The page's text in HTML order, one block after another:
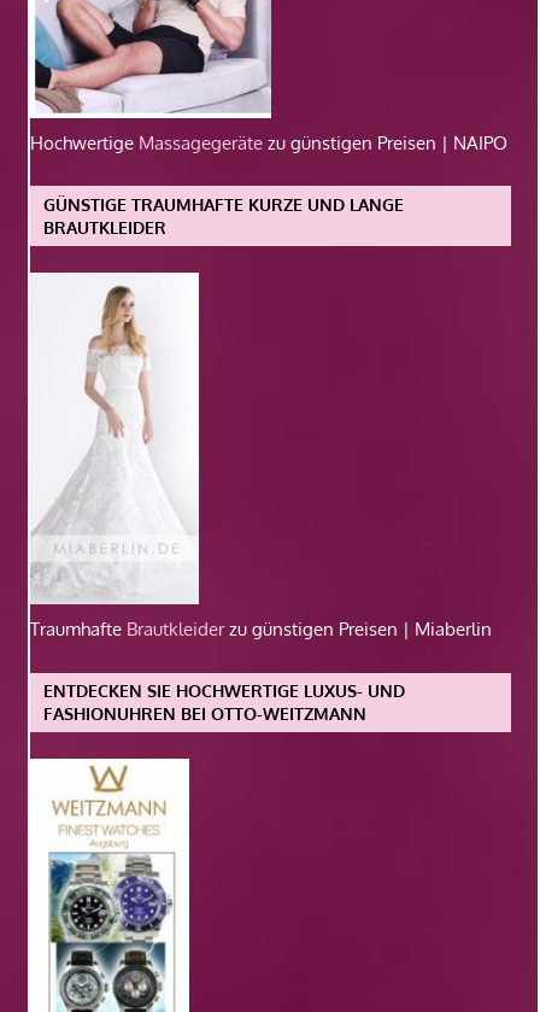
Hochwertige Massagegeräte zu günstigen Preisen | NAIPO
GÜNSTIGE TRAUMHAFTE KURZE UND LANGE
BRAUTKLEIDER
Traumhafte Brautkleiderzu günstigen Preisen | Miaberlin
ENTDECKEN SIE HOCHWERTIGE LUXUS- UND
FASHIONUHREN BEI OTTO-WEITZMANN